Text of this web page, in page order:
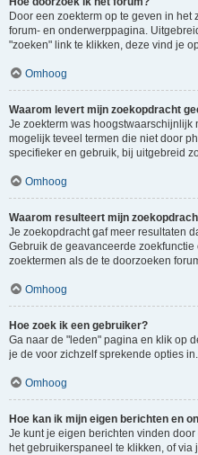
Door een zoekterm op te geven in
forum- en onderwerppagina.
"zoeken" link te klikken, deze vind je
Omhoog
Waarom levert mijn zoekopdracht
Je zoekterm was hoogstwaarschijnlijk
mogelijk teveel termen die niet door
specifieker en gebruik, bij uitgebreid
Omhoog
Waarom resulteert mijn
Je zoekopdracht gaf meer resultaten
Gebruik de geavanceerde
zoektermen als de te doorzoeken
Omhoog
Hoe zoek ik een gebruiker?
Ga naar de "leden" pagina en klik op
je de voor zichzelf sprekende opties in.
Omhoog
Hoe kan ik mijn eigen berichten en
Je kunt je eigen berichten vinden
het gebruikerspaneel te klikken, of via